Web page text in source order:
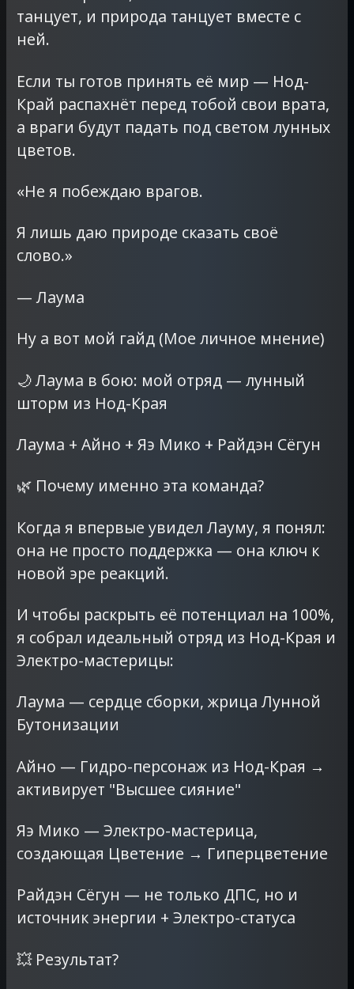
танцует, и природа танцует вместе с
ней.
Если ты готов принять её мир — Нод-
Край распахнёт перед тобой свои врата,
а враги будут падать под светом лунных
цветов.
«Не я побеждаю врагов.
Я лишь даю природе сказать своё
слово.»
— Лаума
Ну а вот мой гайд (Мое личное мнение)
🌙 Лаума в бою: мой отряд — лунный
шторм из Нод-Края
Лаума + Айно + Яэ Мико + Райдэн Сёгун
🌿 Почему именно эта команда?
Когда я впервые увидел Лауму, я понял:
она не просто поддержка — она ключ к
новой эре реакций.
И чтобы раскрыть её потенциал на 100%,
я собрал идеальный отряд из Нод-Края и
Электро-мастерицы:
Лаума — сердце сборки, жрица Лунной
Бутонизации
Айно — Гидро-персонаж из Нод-Края →
активирует "Высшее сияние"
Яэ Мико — Электро-мастерица,
создающая Цветение → Гиперцветение
Райдэн Сёгун — не только ДПС, но и
источник энергии + Электро-статуса
💥 Результат?